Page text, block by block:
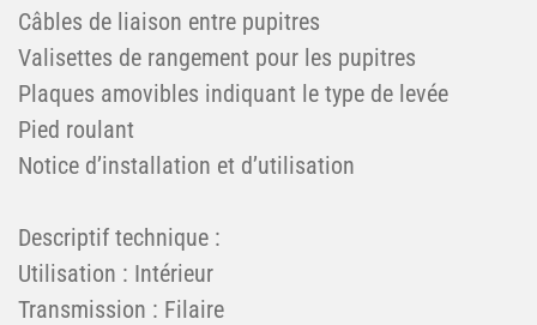
Câbles de liaison entre pupitres
Valisettes de rangement pour les pupitres
Plaques amovibles indiquant le type de levée
Pied roulant
Notice d’installation et d’utilisation
Descriptif technique :
Utilisation : Intérieur
Transmission : Filaire